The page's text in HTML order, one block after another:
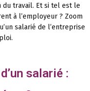
du travail. Et si tel est le
à l’employeur ? Zoom
salarié de l’entreprise
salarié :